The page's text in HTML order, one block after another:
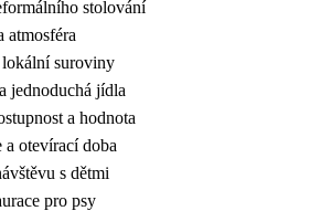
stolování
atmosféra
lokální suroviny
jednoduchá jídla
a hodnota
a otevírací doba
s dětmi
pro psy